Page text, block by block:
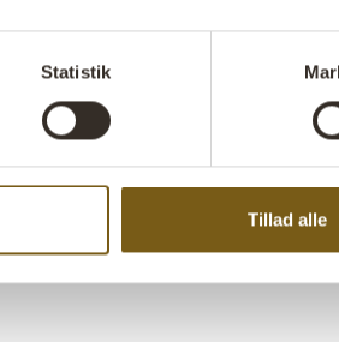
Statistik
Tillad alle
Stil et spørgsmål